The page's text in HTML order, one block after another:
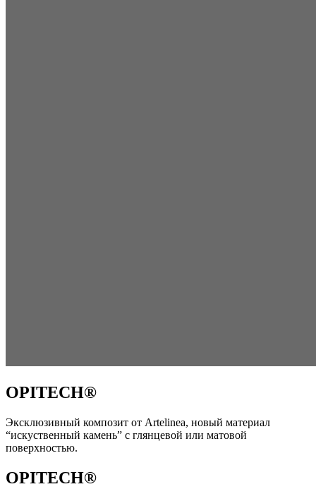
OPITECH®
Эксклюзивный композит от Artelinea, новый материал
“искуственный камень” с глянцевой или матовой
поверхностью.
OPITECH®